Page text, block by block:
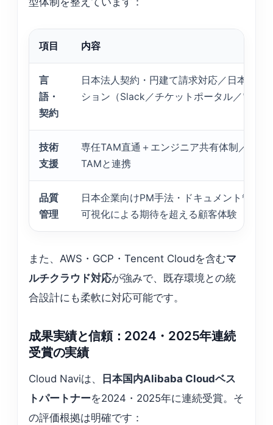
項目 内容
言
語・
契約
日本法人契約・円建て請求対応／日本語に
ション（Slack／チケットポータル／電話）
技術
支援
専任TAM直通＋エンジニア共有体制／
TAMと連携
品質
管理
日本企業向けPM手法・ドキュメント管理
可視化による期待を超える顧客体験
また、AWS・GCP・Tencent Cloudを含むマ
ルチクラウド対応が強みで、既存環境との統
合設計にも柔軟に対応可能です。
成果実績と信頼：2024・2025年連続
受賞の実績
Cloud Naviは、 日本国内Alibaba Cloudベス
トパートナーを2024・2025年に連続受賞。そ
の評価根拠は明確です：